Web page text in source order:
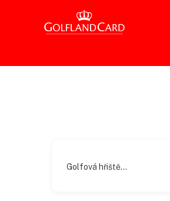
Golfová hřiště...